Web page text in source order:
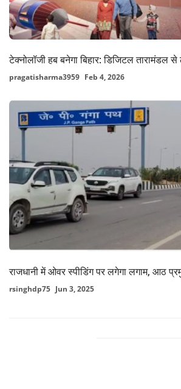
टेक्नोलॉजी हब बनेगा बिहार: डिजिटल तारामंडल
pragatisharma3959 Feb 4, 2026
राजधानी में ओवर स्पीडिंग पर लगेगा लगाम, आठ
rsinghdp75 Jun 3, 2025